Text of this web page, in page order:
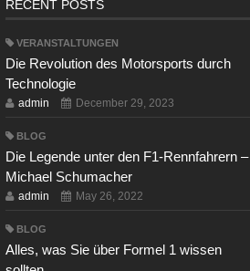
RECENT POSTS
VERANSTALTUNGEN
Die Revolution des Motorsports durch
Technologie
admin December 29, 2023
BLOG
Die Legende unter den F1-Rennfahrern –
Michael Schumacher
admin May 26, 2022
BLOG
Alles, was Sie über Formel 1 wissen